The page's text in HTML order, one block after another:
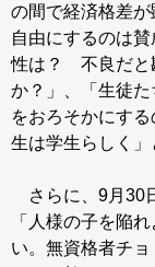
の間で経済格差
自由にするのは
性は？ 不良だと
か？」、「生徒
をおろそかにす
生は学生らしく」
さらに、9月30
「人様の子を陥
い。無資格者チ